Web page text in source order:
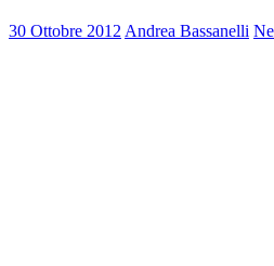
30 Ottobre 2012 Andrea Bassanelli